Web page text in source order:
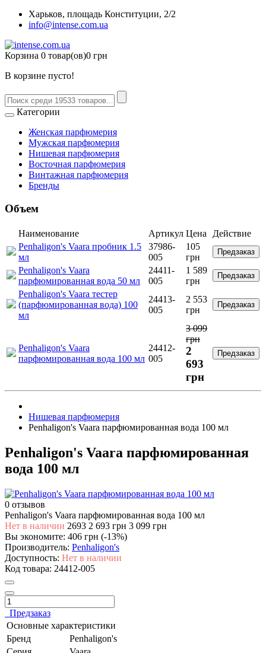
Харьков, площадь Конституции, 2/2
info@intense.com.ua
Корзина 0 товар(ов)0 грн
В корзине пусто!
Категории
Женская парфюмерия
Мужская парфюмерия
Нишевая парфюмерия
Восточная парфюмерия
Винтажная парфюмерия
Бренды
Объем
Наименование Артикул Цена
Действие
Penhaligon's Vaara пробник 1.5
мл
37986-
005
105
грн
Предзаказ
Penhaligon's Vaara
парфюмированная вода 50 мл
24411-
005
1 589
грн
Предзаказ
Penhaligon's Vaara тестер
(парфюмированная вода) 100
мл
24413-
005
2 553
грн
Предзаказ
Penhaligon's Vaara
парфюмированная вода 100 мл
24412-
005
3 099
грн
2
693
грн
Предзаказ
Нишевая парфюмерия
Penhaligon's Vaara парфюмированная вода 100 мл
Penhaligon's Vaara парфюмированная
вода 100 мл
0 отзывов
Penhaligon's Vaara парфюмированная вода 100 мл
Нет в наличии 2693 2 693 грн 3 099 грн
Вы экономите: 406 грн (-13%)
Производитель: Penhaligon's
Доступность: Нет в наличии
Код товара: 24412-005
Предзаказ
Основные характеристики
Бренд
Penhaligon's